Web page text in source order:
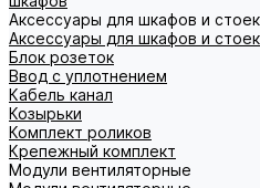
Аксессуары для шкафов и стоек
Аксессуары для шкафов и стоек
Блок розеток
Ввод с уплотнением
Кабель канал
Козырьки
Комплект роликов
Крепежный комплект
Модули вентиляторные